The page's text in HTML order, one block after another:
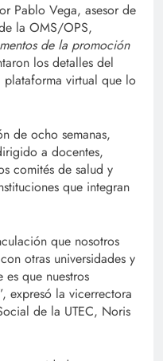
Pablo Vega, asesor de
la OMS/OPS,
de la promoción
los detalles del
virtual que lo
de ocho semanas,
a docentes,
comités de salud y
que integran
que nosotros
otras universidades y
es que nuestros
expresó la vicerrectora
de la UTEC, Noris